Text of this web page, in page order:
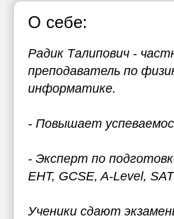
О себе:
Радик Талипович -
преподаватель по
информатике.
- Повышает
- Эксперт по
ЕНТ, GCSE, A-Level, SAT
Ученики сдают